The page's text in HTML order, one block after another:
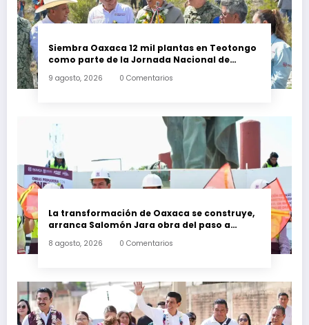
Siembra Oaxaca 12 mil plantas en Teotongo
como parte de la Jornada Nacional de
9 agosto, 2026 0 Comentarios
La transformación de Oaxaca se construye,
arranca Salomón Jara obra del paso a
kilómetro 184 + 300
8 agosto, 2026 0 Comentarios